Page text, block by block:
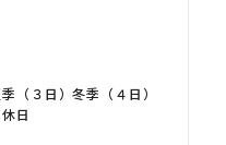
３日）冬季（４日）
日